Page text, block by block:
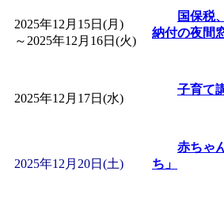
de 健康づく
2025年12月15日(月)
～ 2025年12月16日(火)
国保税
納付の夜間
2025年12月17日(水)
子育て
2025年12月20日(土)
赤ちゃ
ち」